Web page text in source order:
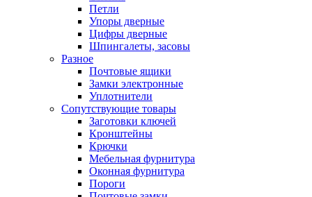
Петли
Упоры дверные
Цифры дверные
Шпингалеты, засовы
Разное
Почтовые ящики
Замки электронные
Уплотнители
Сопутствующие товары
Заготовки ключей
Кронштейны
Крючки
Мебельная фурнитура
Оконная фурнитура
Пороги